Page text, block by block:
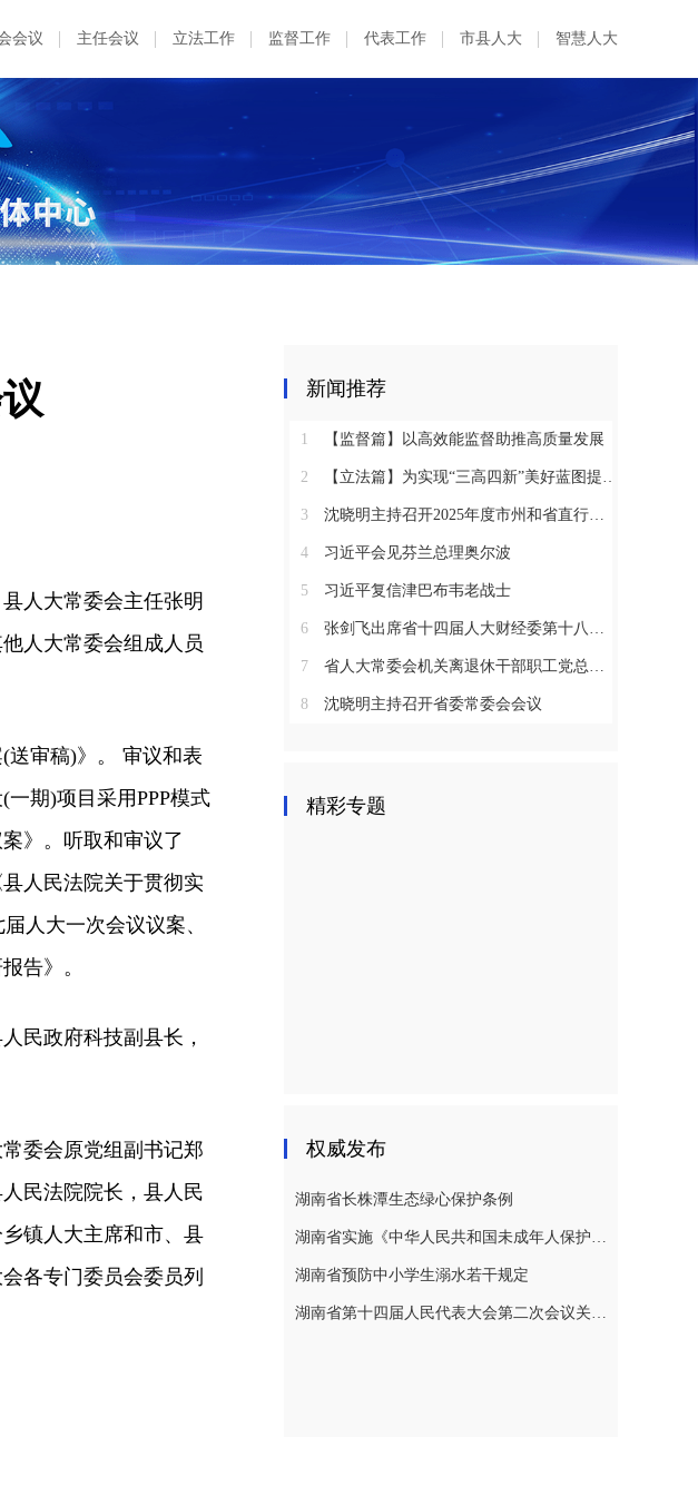
会议 主任会议 立法工作 监督工作 代表工作 市县人大 智慧人大
人大常委会主任张明
人大常委会组成人员
审稿)》。 审议和表
期)项目采用PPP模式
》。听取和审议了
人民法院关于贯彻实
人大一次会议议案、
告》。
民政府科技副县长，
委会原党组副书记郑
民法院院长，县人民
镇人大主席和市、县
各专门委员会委员列
新闻推荐
1 【监督篇】以高效能监督助推高质量发展
2 【立法篇】为实现“三高四新”美好蓝图提供坚实法治保障
3 沈晓明主持召开2025年度市州和省直行业系统党（工）委书记抓基层党建工作述职评议会议
4 习近平会见芬兰总理奥尔波
5 习近平复信津巴布韦老战士
6 张剑飞出席省十四届人大财经委第十八次全体会议
7 省人大常委会机关离退休干部职工党总支召开2025年度总结表彰大会
8 沈晓明主持召开省委常委会会议
精彩专题
权威发布
湖南省长株潭生态绿心保护条例
湖南省实施《中华人民共和国未成年人保护法》若干规定
湖南省预防中小学生溺水若干规定
湖南省第十四届人民代表大会第二次会议关于湖南省人民代表大会常务委员会工作报告的决议